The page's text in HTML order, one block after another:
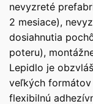
nevyzreté
2 mesiace),
dosiahnutia
poteru),
Lepidlo je
veľkých
flexibilnú